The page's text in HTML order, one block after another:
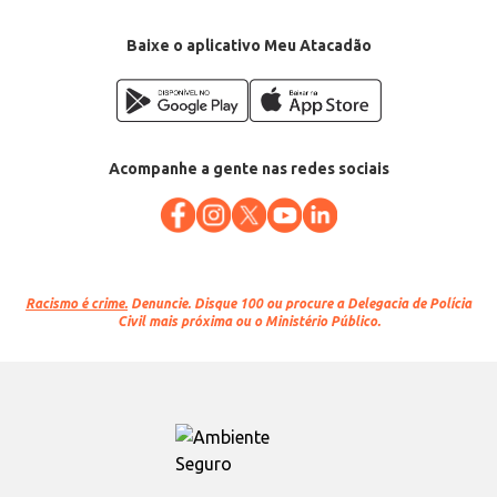
Baixe o aplicativo Meu Atacadão
Acompanhe a gente nas redes sociais
Racismo é crime. Denuncie. Disque 100 ou procure a Delegacia de Polícia
Civil mais próxima ou o Ministério Público.